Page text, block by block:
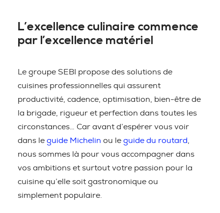
L’excellence culinaire commence
par l’excellence matériel
Le groupe SEBI propose des solutions de
cuisines professionnelles qui assurent
productivité, cadence, optimisation, bien-être de
la brigade, rigueur et perfection dans toutes les
circonstances… Car avant d’espérer vous voir
dans le guide Michelin ou le guide du routard
nous sommes là pour vous accompagner dans
vos ambitions et surtout votre passion pour la
cuisine qu’elle soit gastronomique ou
simplement populaire.